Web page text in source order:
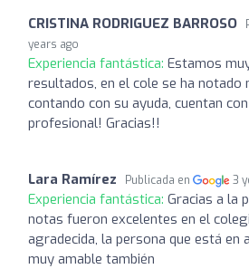
CRISTINA RODRIGUEZ BARROSO
years ago
Experiencia fantástica: Estamos
resultados, en el cole se ha notado
contando con su ayuda, cuentan
profesional! Gracias!!
Lara Ramírez Publicada en 3
Experiencia fantástica: Gracias a la
notas fueron excelentes en el
agradecida, la persona que está en
muy amable también